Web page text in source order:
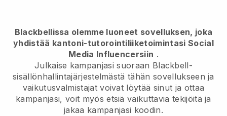
Blackbellissa olemme luoneet sovelluksen, joka
yhdistää kantoni-tutorointiliiketoimintasi Social
Media Influencersiin .
Julkaise kampanjasi suoraan Blackbell-
sisällönhallintajärjestelmästä tähän sovellukseen ja
vaikutusvalmistajat voivat löytää sinut ja ottaa
kampanjasi, voit myös etsiä vaikuttavia tekijöitä ja
jakaa kampanjasi koodin.